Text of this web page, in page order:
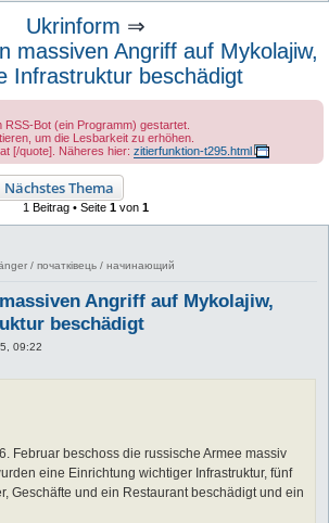
Ukrinform ⇒
massiven Angriff auf Mykolajiw,
Infrastruktur beschädigt
Bot (ein Programm) gestartet.
um die Lesbarkeit zu erhöhen.
[/quote]. Näheres hier: zitierfunktion-t295.html
Nächstes Thema
1 Beitrag • Seite 1 von 1
/ початківець / начинающий
Angriff auf Mykolajiw,
beschädigt
09:22
Februar beschoss die russische Armee massiv
eine Einrichtung wichtiger Infrastruktur, fünf
Geschäfte und ein Restaurant beschädigt und ein